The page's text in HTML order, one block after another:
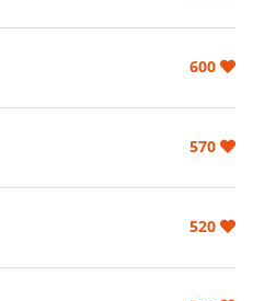
600
570
520